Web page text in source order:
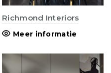
Richmond Interiors
Meer informatie